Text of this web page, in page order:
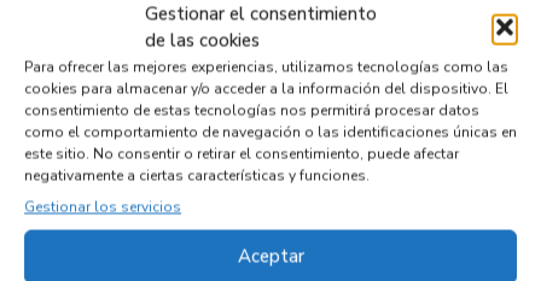
Gestionar el consentimiento
de las cookies
Para ofrecer las mejores experiencias, utilizamos tecnologías como las
cookies para almacenar y/o acceder a la información del dispositivo. El
consentimiento de estas tecnologías nos permitirá procesar datos
como el comportamiento de navegación o las identificaciones únicas en
este sitio. No consentir o retirar el consentimiento, puede afectar
negativamente a ciertas características y funciones.
Gestionar los servicios
Aceptar
K9K808
Código cambio
Productos relacionados